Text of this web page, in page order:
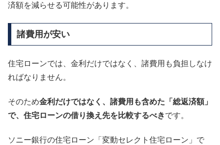
済額を減らせる可能性があります。
諸費用が安い
住宅ローンでは、金利だけではなく、諸費用も負担しなけ
ればなりません。
そのため金利だけではなく、諸費用も含めた「総返済額」
で、住宅ローンの借り換え先を比較するべきです。
ソニー銀行の住宅ローン「変動セレクト住宅ローン」で